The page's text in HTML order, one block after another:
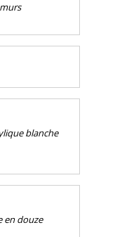
blanche
en douze